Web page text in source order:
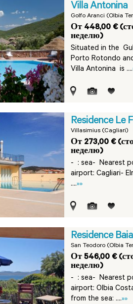
Villa Antonina
Golfo Aranci (Olbia
От 448,00 €
неделю)
Situated in the
Porto Rotondo
Villa Antonina is ....
Residence Le
Villasimius (Cagliari)
От 273,00 €
неделю)
-: sea- Nearest
airport: Cagliari-
....»»
Residence
San Teodoro (Olbia
От 546,00 €
неделю)
-: sea- Nearest
airport: Olbia
from the sea: ....»»